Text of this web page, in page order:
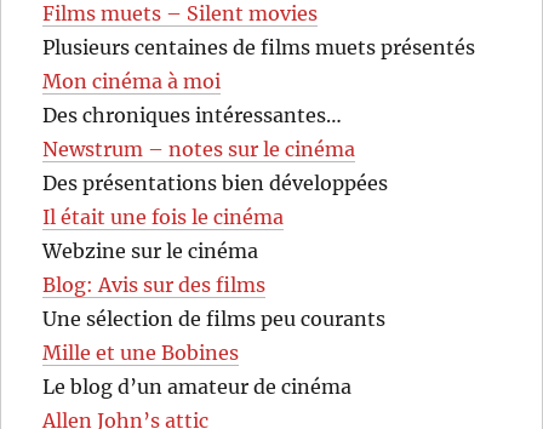
Films muets – Silent movies
Plusieurs centaines de films muets présentés
Mon cinéma à moi
Des chroniques intéressantes…
Newstrum – notes sur le cinéma
Des présentations bien développées
Il était une fois le cinéma
Webzine sur le cinéma
Blog: Avis sur des films
Une sélection de films peu courants
Mille et une Bobines
Le blog d’un amateur de cinéma
Allen John’s attic